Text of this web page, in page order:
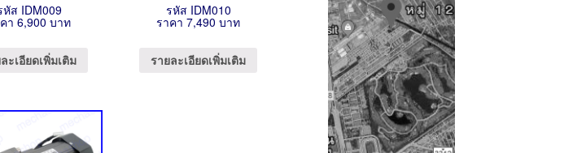
หัส IDM009
า 6,900 บาท
ะเอียดเพิ่มเติม
รหัส IDM010
ราคา 7,490 บาท
รายละเอียดเพิ่มเติม